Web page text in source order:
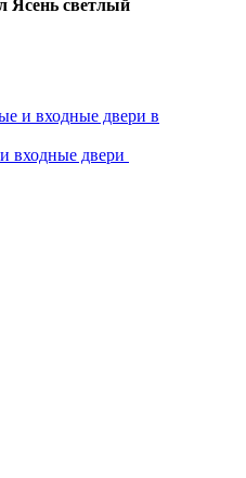
Ясень светлый
входные двери